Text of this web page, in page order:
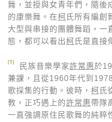
舞，並授與女青年們，隨後
的康樂舞。在柯 氏所有編創
大型與串接的團體舞蹈，一
態，都可以看出柯 氏是直接
[5] 民族音樂學家許常惠於
兼課，且從1960年代到
歌採集的行動。彼時， 柯 氏
教，正巧遇上的許常惠帶隊
一直強調原住民歌舞的純粹